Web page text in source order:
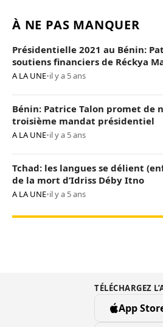
À NE PAS MANQUER
Présidentielle 2021 au Bénin:
soutiens financiers de Réckya
A LA UNE•il y a 5 ans
Bénin: Patrice Talon promet de
troisième mandat présidentiel
A LA UNE•il y a 5 ans
Tchad: les langues se délient
de la mort d’Idriss Déby Itno
A LA UNE•il y a 5 ans
TÉLÉCHARGEZ
App